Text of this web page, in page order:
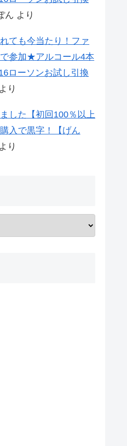
ん より
ても今当たり！ファ
参加★アルコール4本
ローソンお試し引換
より
した【初回100％以上
入で黒字！【げん
より